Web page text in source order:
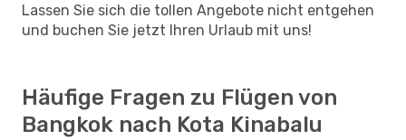
Lassen Sie sich die tollen Angebote nicht entgehen
und buchen Sie jetzt Ihren Urlaub mit uns!
Häufige Fragen zu Flügen von
Bangkok nach Kota Kinabalu